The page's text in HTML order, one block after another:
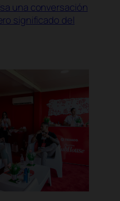
una conversación
significado del